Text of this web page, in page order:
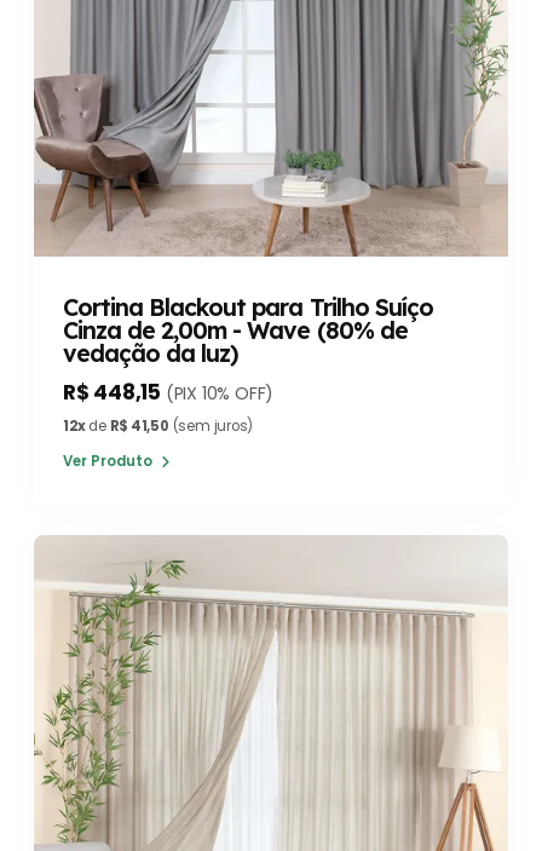
Cortina Blackout para Trilho Suíço
Cinza de 2,00m - Wave (80% de
vedação da luz)
R$ 448,15 (PIX 10% OFF)
12xde R$ 41,50 (sem juros)
Ver Produto